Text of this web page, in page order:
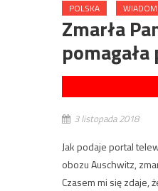
POLSKA
Zmarła
3 listopada 2018
Jak podaje portal
obozu Auschwitz,
Czasem mi się zdaje,